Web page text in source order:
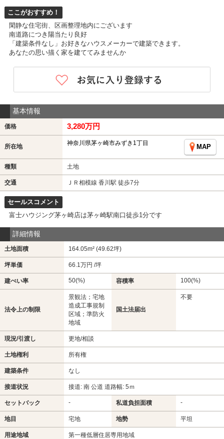
ここがおすすめ！
閑静な住宅街、区画整理地内にございます
南道路につき陽当たり良好
「建築条件なし」お好きなハウスメーカーで建築できます。
あなたの思い描く家を建ててみませんか
基本情報
価格 3,280万円
所在地 神奈川県茅ヶ崎市みずき1丁目
MAP
種類 土地
交通 ＪＲ相模線 香川駅 徒歩7分
セールスコメント
富士ハウジング茅ヶ崎店は茅ヶ崎駅南口徒歩1分です
詳細情報
土地面積 164.05m² (49.62坪)
坪単価 66.1万円 /坪
建ぺい率 50(%) 容積率 100(%)
法令上の制限
景観法；宅地
造成工事規制
区域；準防火
地域
国土法届出
不要
現況/引渡し 更地/相談
土地権利 所有権
建築条件 なし
接道状況 接道: 南 公道 道路幅: 5ｍ
セットバック - 私道負担面積 -
地目 宅地 地勢 平坦
用途地域 第一種低層住居専用地域